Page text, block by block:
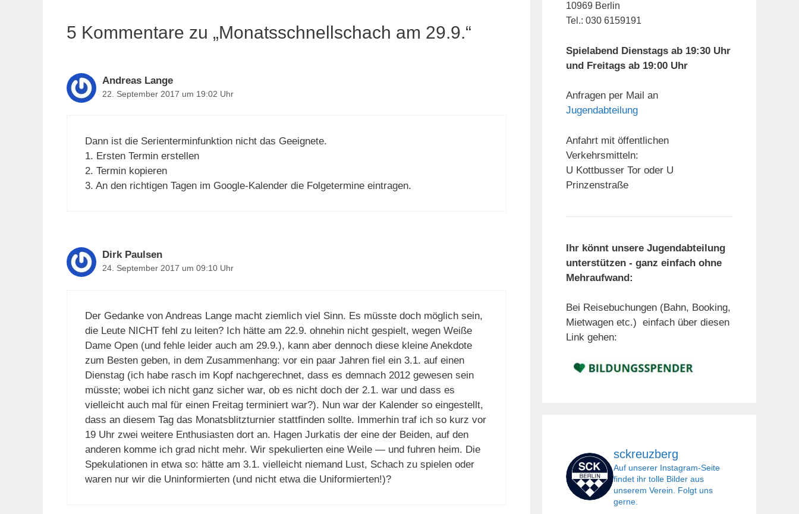
5 Kommentare zu „Monatsschnellschach am 29.9.“
Andreas Lange
22. September 2017 um 19:02 Uhr
Dann ist die Serienterminfunktion nicht das Geeignete.
1. Ersten Termin erstellen
2. Termin kopieren
3. An den richtigen Tagen im Google-Kalender die Folgetermine eintragen.
Dirk Paulsen
24. September 2017 um 09:10 Uhr
Der Gedanke von Andreas Lange macht ziemlich viel Sinn. Es müsste doch möglich sein,
die Leute NICHT fehl zu leiten? Ich hätte am 22.9. ohnehin nicht gespielt, wegen Weiße
Dame Open (und fehle leider auch am 29.9.), kann aber dennoch diese kleine Anekdote
zum Besten geben, in dem Zusammenhang: vor ein paar Jahren fiel ein 3.1. auf einen
Dienstag (ich habe rasch im Kopf nachgerechnet, dass es demnach 2012 gewesen sein
müsste; wobei ich nicht ganz sicher war, ob es nicht doch der 2.1. war und dass es
vielleicht auch mal für einen Freitag terminiert war?). Nun war der Kalender so eingestellt,
dass an diesem Tag das Monatsblitzturnier stattfinden sollte. Immerhin traf ich so kurz vor
19 Uhr zwei weitere Enthusiasten dort an. Hagen Jurkatis der eine der Beiden, auf den
anderen komme ich grad nicht mehr. Wir spekulierten eine Weile — und fuhren heim. Die
Spekulationen in etwa so: hätte am 3.1. vielleicht niemand Lust, Schach zu spielen oder
waren nur wir die Uninformierten (und nicht etwa die Uniformierten!)?
10969 Berlin
Tel.: 030 6159191
Spielabend Dienstags ab 19:30 Uhr
und Freitags ab 19:00 Uhr
Anfragen per Mail an
Jugendabteilung
Anfahrt mit öffentlichen
Verkehrsmitteln:
U Kottbusser Tor oder U
Prinzenstraße
Ihr könnt unsere Jugendabteilung
unterstützen - ganz einfach ohne
Mehraufwand:
Bei Reisebuchungen (Bahn, Booking,
Mietwagen etc.) einfach über diesen
Link gehen:
sckreuzberg
Auf unserer Instagram-Seite
findet ihr tolle Bilder aus
unserem Verein. Folgt uns
gerne.